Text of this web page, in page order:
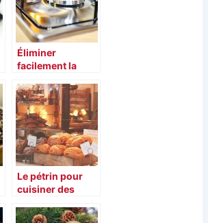
Éliminer
facilement la
cuisine avec des
produits simples
et accessibles
Le pétrin pour
cuisiner des
chef